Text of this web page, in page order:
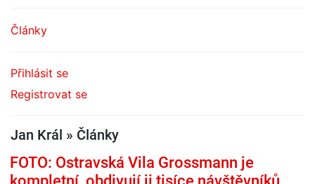
Články
Přihlásit se
Registrovat se
Jan Král » Články
FOTO: Ostravská Vila Grossmann je